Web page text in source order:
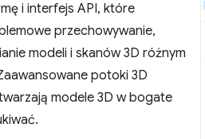
i interfejs API, które
przechowywanie,
modeli i skanów 3D różnym
potoki 3D
modele 3D w bogate